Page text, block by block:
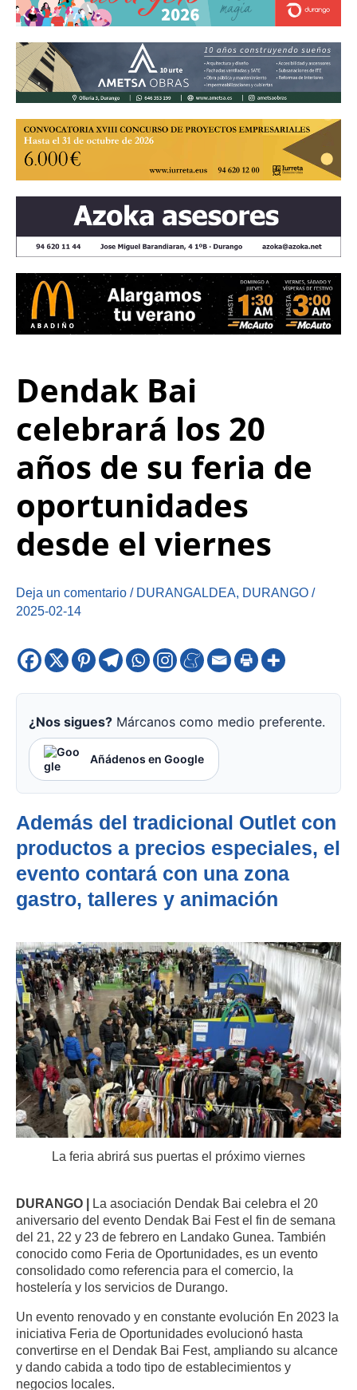
Dendak Bai
celebrará los 20
años de su feria de
oportunidades
desde el viernes
Deja un comentario / DURANGALDEA, DURANGO /
2025-02-14
¿Nos sigues? Márcanos como medio preferente.
Añádenos en Google
Además del tradicional Outlet con
productos a precios especiales, el
evento contará con una zona
gastro, talleres y animación
La feria abrirá sus puertas el próximo viernes
DURANGO | La asociación Dendak Bai celebra el 20
aniversario del evento Dendak Bai Fest el fin de semana
del 21, 22 y 23 de febrero en Landako Gunea. También
conocido como Feria de Oportunidades, es un evento
consolidado como referencia para el comercio, la
hostelería y los servicios de Durango.
Un evento renovado y en constante evolución En 2023 la
iniciativa Feria de Oportunidades evolucionó hasta
convertirse en el Dendak Bai Fest, ampliando su alcance
y dando cabida a todo tipo de establecimientos y
negocios locales.